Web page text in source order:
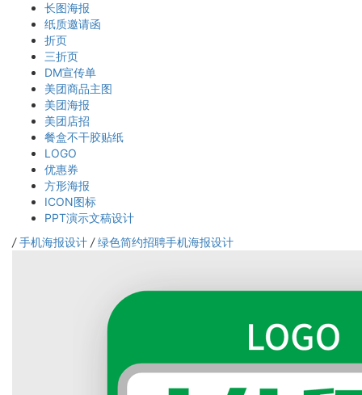
长图海报
纸质邀请函
折页
三折页
DM宣传单
美团商品主图
美团海报
美团店招
餐盒不干胶贴纸
LOGO
优惠券
方形海报
ICON图标
PPT演示文稿设计
/ 手机海报设计 / 绿色简约招聘手机海报设计